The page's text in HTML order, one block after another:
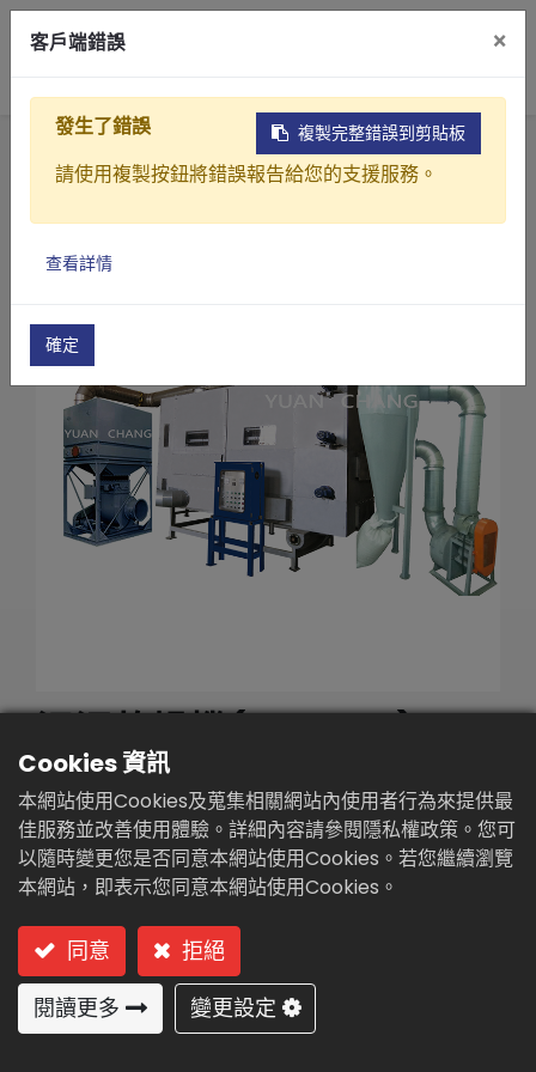
產品介紹
產業解決方案
關於元錩
工程實績
最新消息
聯絡我們
繁體中文 English (US)
首頁 產品
污泥乾燥處理設備
CH系列-污泥乾燥機
污泥乾燥機(CH-300)
污泥乾燥機(CH-300)
型號: CH-300 (熱風烘乾式-連續處理)
熱風烘乾式-批次處理
用途及特點:
農業、畜牧業殘餘物及廢棄物的 乾燥。
豆腐渣、食品加工殘渣的乾燥。
市鎮生活污水處理廠初沉池、二級沉澱池生物污
Cookies 資訊
本網站使用Cookies及蒐集相關網站內使用者行為來提供最
佳服務並改善使用體驗。詳細內容請參閱隱私權政策。您可
以隨時變更您是否同意本網站使用Cookies。若您繼續瀏覽
本網站，即表示您同意本網站使用Cookies。
同意
拒絕
閱讀更多
變更設定
客戶端錯誤 ×
複製完整錯誤到剪貼板
發生了錯誤
請使用複製按鈕將錯誤報告給您的支援服務。
查看詳情
確定